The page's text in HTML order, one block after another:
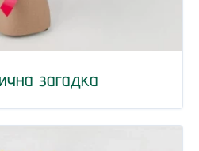
загадка